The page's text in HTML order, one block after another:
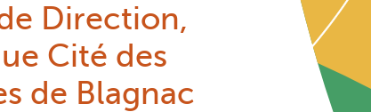
Direction,
Cité des
de Blagnac